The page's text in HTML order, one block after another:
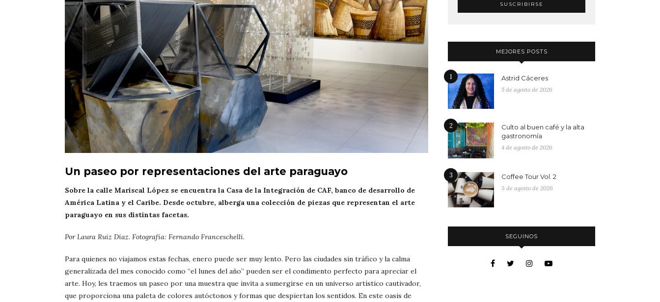
Un paseo por representaciones del arte paraguayo
Sobre la calle Mariscal López se encuentra la Casa de la Integración de CAF, banco de desarrollo de
América Latina y el Caribe. Desde octubre, alberga una colección de piezas que representan el arte
paraguayo en sus distintas facetas.
Por Laura Ruiz Díaz. Fotografía: Fernando Franceschelli.
Para quienes no viajamos estas fechas, enero puede ser muy lento. Pero las ciudades sin tráfico y la calma
generalizada del mes conocido como “el lunes del año” pueden ser el condimento perfecto para apreciar el
arte. Hoy, les traemos un paseo por una muestra que invita a sumergirse en un universo artístico cautivador,
que proporciona una paleta de colores autóctonos y formas que despiertan los sentidos. En este oasis de
MEJORES POSTS
1 Astrid Cáceres
5 de agosto de 2026
2
Culto al buen café y la alta
gastronomía
4 de agosto de 2026
3 Coffee Tour Vol. 2
3 de agosto de 2026
SEGUINOS